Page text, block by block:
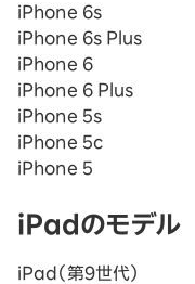
iPhone 6s
iPhone 6s Plus
iPhone 6
iPhone 6 Plus
iPhone 5s
iPhone 5c
iPhone 5
iPadのモデル
iPad（第9世代）